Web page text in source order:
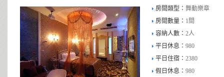
房間類型： 舞動樂章
房間數量： 1間
容納人數： 2人
平日休息： 980
平日住宿： 2380
假日休息： 980